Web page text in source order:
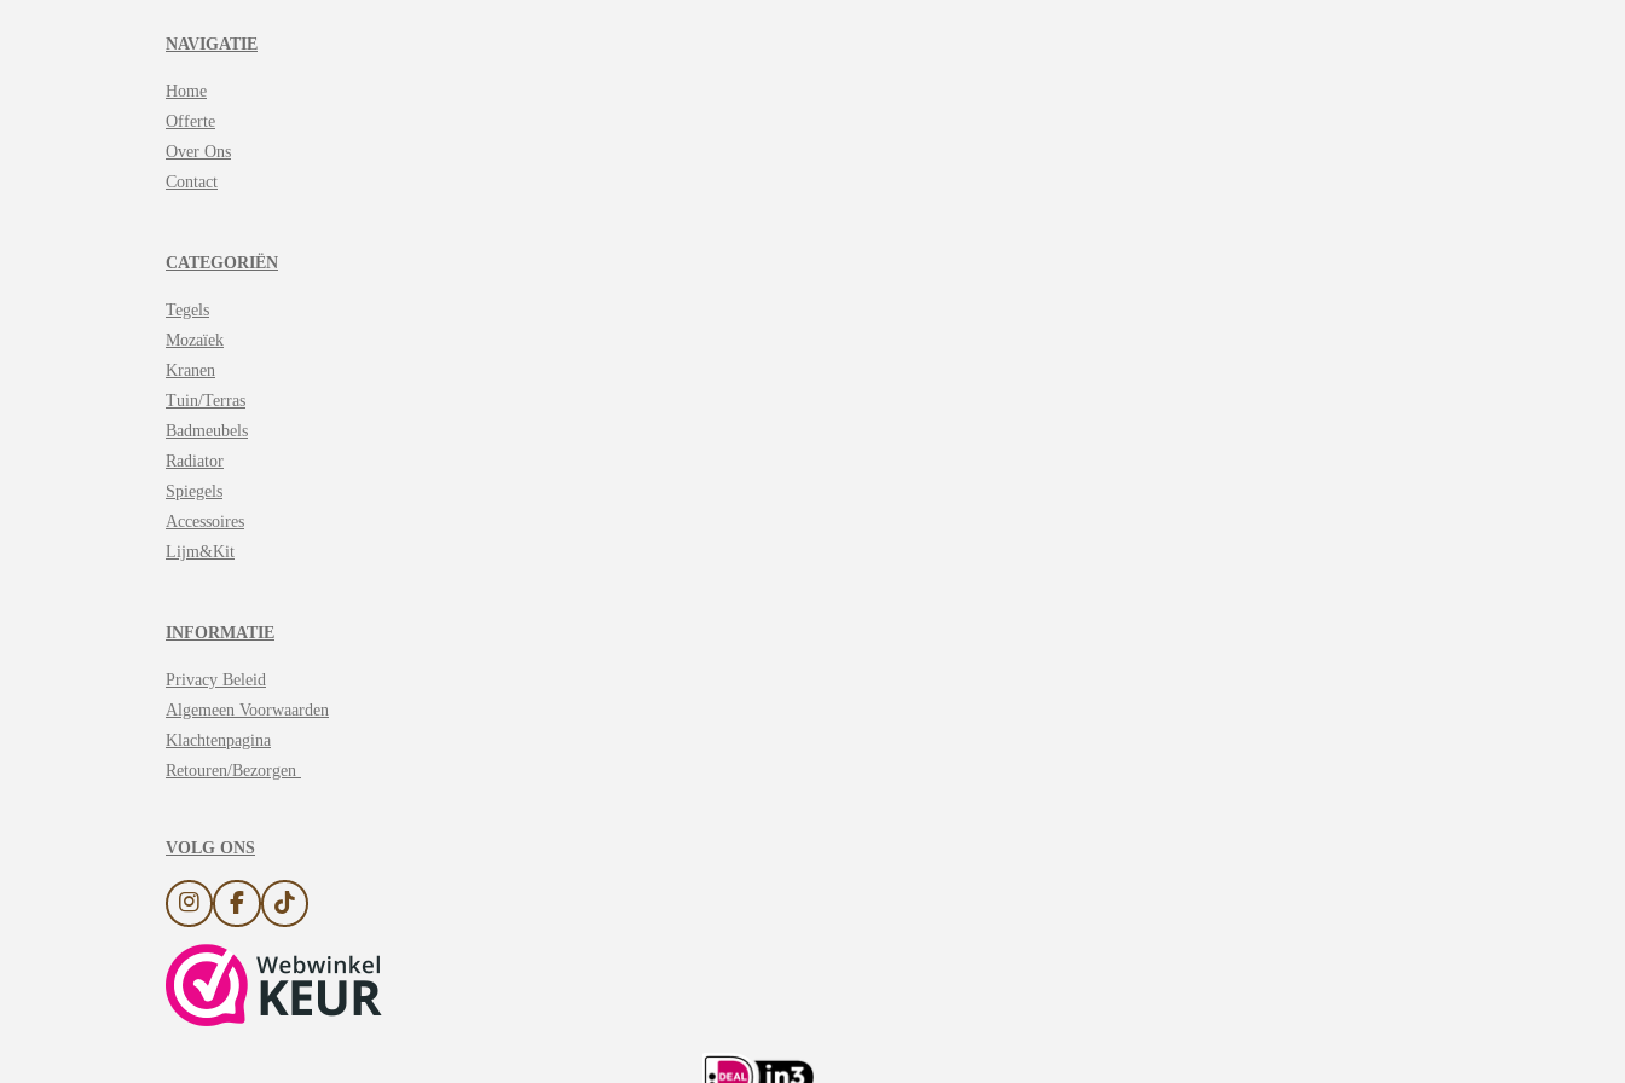
s
p
p
NAVIGATIE
Home
Offerte
Over Ons
Contact
CATEGORIËN
Tegels
Mozaïek
Kranen
Tuin/Terras
Badmeubels
Radiator
Spiegels
Accessoires
Lijm&Kit
INFORMATIE
Privacy Beleid
Algemeen Voorwaarden
Klachtenpagina
Retouren/Bezorgen
VOLG ONS
I
s
a
g
F
c
e
b
o
T
k
T
k